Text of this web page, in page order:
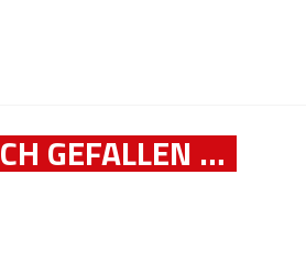
GEFALLEN …